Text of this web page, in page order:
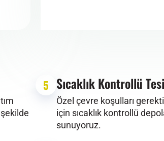
5 Sıcaklık Kontrollü
Özel çevre koşulları
için sıcaklık kontrollü
sunuyoruz.